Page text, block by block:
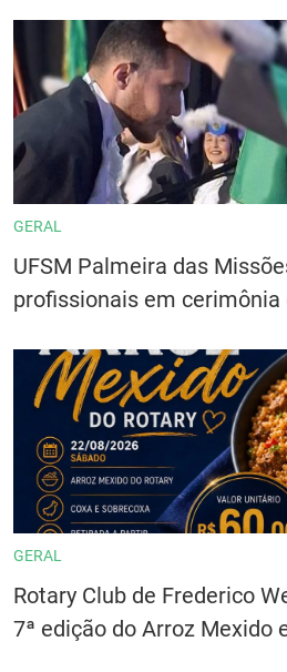
GERAL
UFSM Palmeira das
profissionais em cerimônia
GERAL
Rotary Club de Frederico
7ª edição do Arroz Mexido